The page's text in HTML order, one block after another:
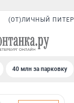
(ОТ)ЛИЧНЫЙ ПИТЕР
40 млн за парковку